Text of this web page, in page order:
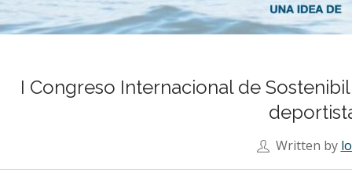
I Congreso Internacional de
Written by